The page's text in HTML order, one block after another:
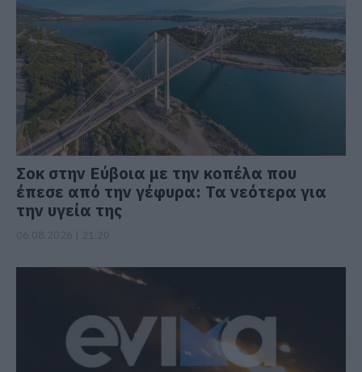
Σοκ στην Εύβοια με την κοπέλα που
έπεσε από την γέφυρα: Τα νεότερα για
την υγεία της